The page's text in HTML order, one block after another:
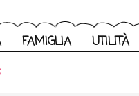
FAMIGLIA UTILITÀ